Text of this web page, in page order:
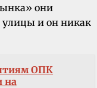
они
улицы и он никак
ОПК
на